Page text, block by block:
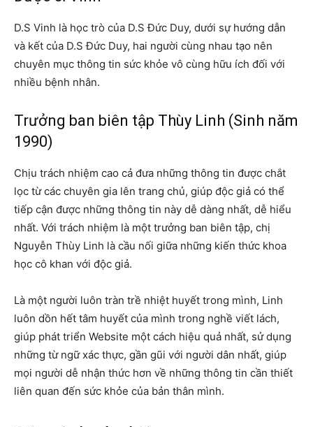
D.S Vinh là học trò của D.S Đức Duy, dưới sự hướng dẫn
và kết của D.S Đức Duy, hai người cùng nhau tạo nên
chuyên mục thông tin sức khỏe vô cùng hữu ích đối với
nhiều bệnh nhân.
Trưởng ban biên tập Thùy Linh (Sinh năm
1990)
Chịu trách nhiệm cao cả đưa những thông tin được chắt
lọc từ các chuyên gia lên trang chủ, giúp độc giả có thể
tiếp cận được những thông tin này dễ dàng nhất, dễ hiểu
nhất. Với trách nhiệm là một trưởng ban biên tập, chị
Nguyễn Thùy Linh là cầu nối giữa những kiến thức khoa
học cô khan với độc giả.
Là một người luôn tràn trề nhiệt huyết trong mình, Linh
luôn dồn hết tâm huyết của mình trong nghề viết lách,
giúp phát triển Website một cách hiệu quả nhất, sử dụng
những từ ngữ xác thực, gần gũi với người dân nhất, giúp
mọi người dễ nhận thức hơn về những thông tin cần thiết
liên quan đến sức khỏe của bản thân mình.